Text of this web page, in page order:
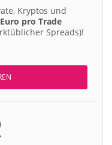
Kryptos und
pro Trade
Spreads)!